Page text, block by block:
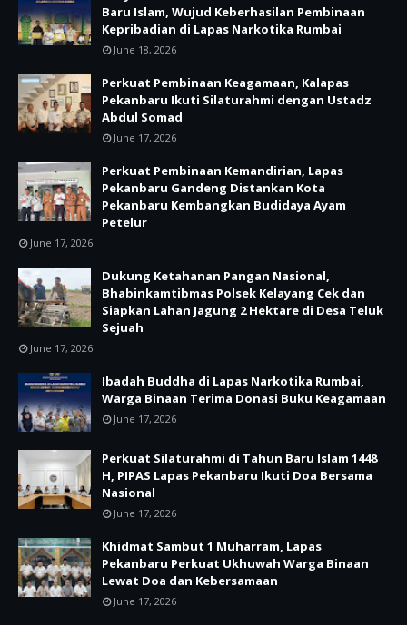
Baru Islam, Wujud Keberhasilan Pembinaan
Kepribadian di Lapas Narkotika Rumbai
June 18, 2026
Perkuat Pembinaan Keagamaan, Kalapas
Pekanbaru Ikuti Silaturahmi dengan Ustadz
Abdul Somad
June 17, 2026
Perkuat Pembinaan Kemandirian, Lapas
Pekanbaru Gandeng Distankan Kota
Pekanbaru Kembangkan Budidaya Ayam
Petelur
June 17, 2026
Dukung Ketahanan Pangan Nasional,
Bhabinkamtibmas Polsek Kelayang Cek dan
Siapkan Lahan Jagung 2 Hektare di Desa Teluk
Sejuah
June 17, 2026
Ibadah Buddha di Lapas Narkotika Rumbai,
Warga Binaan Terima Donasi Buku Keagamaan
June 17, 2026
Perkuat Silaturahmi di Tahun Baru Islam 1448
H, PIPAS Lapas Pekanbaru Ikuti Doa Bersama
Nasional
June 17, 2026
Khidmat Sambut 1 Muharram, Lapas
Pekanbaru Perkuat Ukhuwah Warga Binaan
Lewat Doa dan Kebersamaan
June 17, 2026